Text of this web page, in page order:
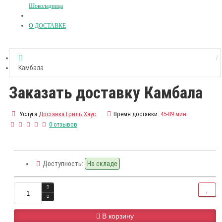
Шоколадница
О ДОСТАВКЕ
Камбала
Заказать доставку Камбала
Услуга Доставка Гриль Хаус Время доставки: 45-89 мин.
0 отзывов
Доступность: На складе
В корзину